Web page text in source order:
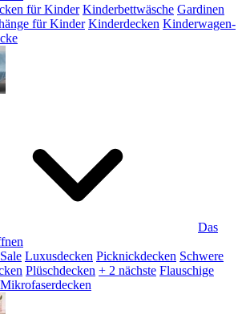
für Kinder Kinderbettwäsche Gardinen
für Kinder Kinderdecken Kinderwagen-
Das
Luxusdecken Picknickdecken Schwere
Plüschdecken + 2 nächste Flauschige
Mikrofaserdecken